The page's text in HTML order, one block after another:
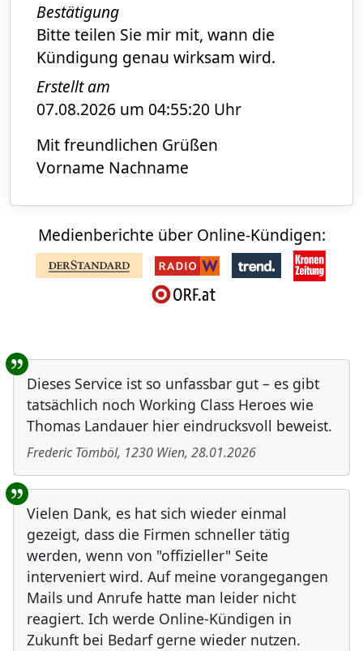
Bestätigung
Bitte teilen Sie mir mit, wann die
Kündigung genau wirksam wird.
Erstellt am
07.08.2026 um 04:55:20 Uhr
Mit freundlichen Grüßen
Vorname Nachname
Medienberichte über Online-Kündigen:
Benutzer-Rückmeldungen
Dieses Service ist so unfassbar gut – es gibt
tatsächlich noch Working Class Heroes wie
Thomas Landauer hier eindrucksvoll beweist.
Frederic Tömböl, 1230 Wien, 28.01.2026
Vielen Dank, es hat sich wieder einmal
gezeigt, dass die Firmen schneller tätig
werden, wenn von "offizieller" Seite
interveniert wird. Auf meine vorangegangen
Mails und Anrufe hatte man leider nicht
reagiert. Ich werde Online-Kündigen in
Zukunft bei Bedarf gerne wieder nutzen.